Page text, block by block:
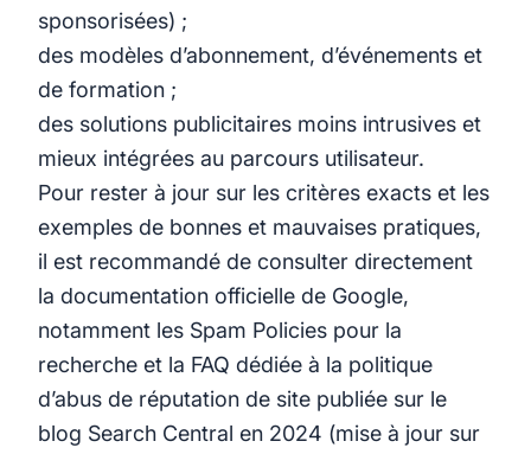
sponsorisées) ;
des modèles d’abonnement, d’événements et
de formation ;
des solutions publicitaires moins intrusives et
mieux intégrées au parcours utilisateur.
Pour rester à jour sur les critères exacts et les
exemples de bonnes et mauvaises pratiques,
il est recommandé de consulter directement
la documentation officielle de Google,
notamment les Spam Policies pour la
recherche et la FAQ dédiée à la politique
d’abus de réputation de site publiée sur le
blog Search Central en 2024 (mise à jour sur